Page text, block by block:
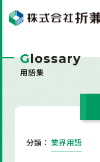
Glossary
用語集
分類： 業界用語